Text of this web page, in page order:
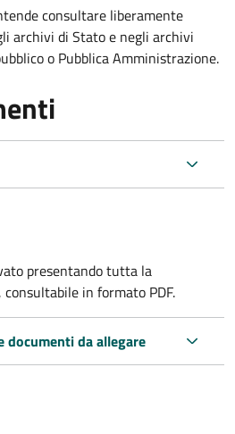
consultare liberamente
archivi di Stato e negli archivi
o Pubblica Amministrazione.
presentando tutta la
in formato PDF.
documenti da allegare